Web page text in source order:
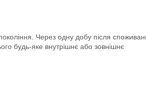
Через одну добу після
будь-яке внутрішнє або зовнішнє